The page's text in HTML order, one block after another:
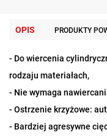
OPIS PRODUKTY
- Do wiercenia
rodzaju materiałach,
- Nie wymaga
- Ostrzenie krzyżowe:
- Bardziej agresywne